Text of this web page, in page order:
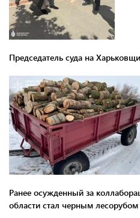
Председатель суда на
Ранее осужденный за
области стал черным лесорубом